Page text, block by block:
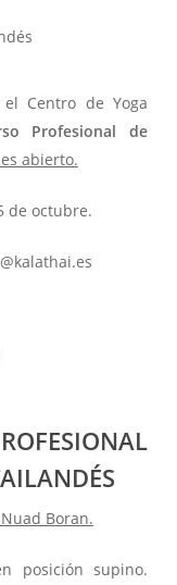
Centro de Yoga
Profesional de
abierto.
de octubre.
Boran.
posición supino.